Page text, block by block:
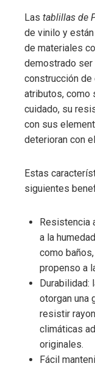
Las tablillas de
de vinilo y
de materiales
demostrado
construcción
atributos, como
cuidado, su
con sus
deterioran con
Estas
siguientes
Resistencia
a la
como
propenso a
Durabilidad:
otorgan una
resistir
climáticas
originales.
Fácil